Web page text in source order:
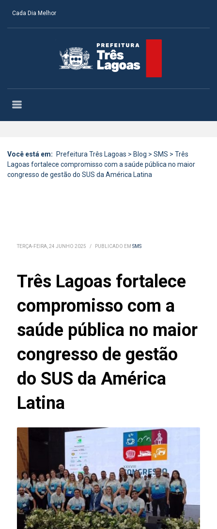
Cada Dia Melhor
Você está em: Prefeitura Três Lagoas > Blog > SMS > Três
Lagoas fortalece compromisso com a saúde pública no maior
congresso de gestão do SUS da América Latina
TERÇA-FEIRA, 24 JUNHO 2025 / PUBLICADO EM SMS
Três Lagoas fortalece
compromisso com a
saúde pública no maior
congresso de gestão
do SUS da América
Latina